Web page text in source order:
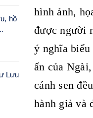
hồ
Lưu
hình ảnh,
được người
ý nghĩa biểu
ấn của
cánh sen
hành giả và